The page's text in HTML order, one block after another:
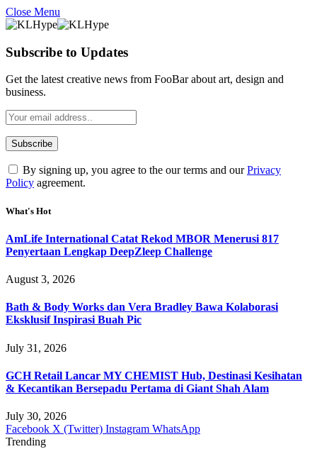
Close Menu
Subscribe to Updates
Get the latest creative news from FooBar about art, design and
business.
By signing up, you agree to the our terms and ourPrivacy
Policy agreement.
What's Hot
AmLife International Catat Rekod MBOR Menerusi 817
Penyertaan Lengkap DeepZleep Challenge
August 3, 2026
Bath & Body Works dan Vera Bradley Bawa Kolaborasi
Eksklusif Inspirasi Buah Pic
July 31, 2026
GCH Retail Lancar MY CHEMIST Hub, Destinasi Kesihatan
& Kecantikan Bersepadu Pertama di Giant Shah Alam
July 30, 2026
Facebook X (Twitter) Instagram WhatsApp
Trending